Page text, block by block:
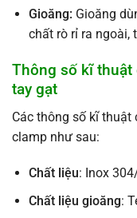
Gioăng: Gioăng
chất rò rỉ ra ngoài,
Thông số kĩ thuật
tay gạt
Các thông số kĩ
clamp như sau:
Chất liệu: Inox
Chất liệu gioăng: